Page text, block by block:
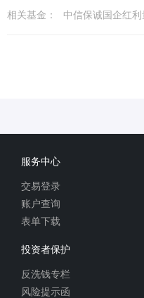
相关基金：
服务中心
交易登录
账户查询
表单下载
投资者保护
反洗钱专栏
风险提示函